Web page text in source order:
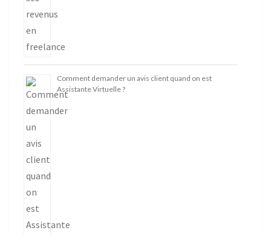
Comment demander un avis client quand on est
Assistante Virtuelle ?